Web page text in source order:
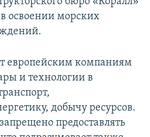
в освоении морских
европейским компаниям
и технологии в
добычу ресурсов.
предоставлять